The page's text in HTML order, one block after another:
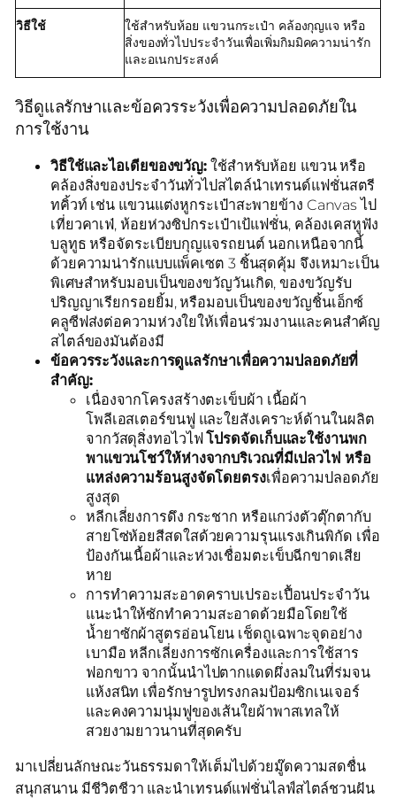
วิธีใช้
ใช้สำหรับห้อย แขวนกระเป๋า คล้องกุญแจ หรือ
สิ่งของทั่วไปประจำวันเพื่อเพิ่มกิมมิคความน่ารัก
และอเนกประสงค์
วิธีดูแลรักษาและข้อควรระวังเพื่อความปลอดภัยใน
การใช้งาน
วิธีใช้และไอเดียของขวัญ: ใช้สำหรับห้อย แขวน หรือ
คล้องสิ่งของประจำวันทั่วไปสไตล์นำเทรนด์แฟชั่นสตรี
ทคิ้วท์ เช่น แขวนแต่งหูกระเป๋าสะพายข้าง Canvas ไป
เที่ยวคาเฟ่, ห้อยห่วงซิปกระเป๋าเป้แฟชั่น, คล้องเคสหูฟัง
บลูทูธ หรือจัดระเบียบกุญแจรถยนต์ นอกเหนือจากนี้
ด้วยความน่ารักแบบแพ็คเซต 3 ชิ้นสุดคุ้ม จึงเหมาะเป็น
พิเศษสำหรับมอบเป็นของขวัญวันเกิด, ของขวัญรับ
ปริญญาเรียกรอยยิ้ม, หรือมอบเป็นของขวัญชิ้นเอ็กซ์
คลูซีฟส่งต่อความห่วงใยให้เพื่อนร่วมงานและคนสำคัญ
สไตล์ของมันต้องมี
ข้อควรระวังและการดูแลรักษาเพื่อความปลอดภัยที่
สำคัญ:
เนื่องจากโครงสร้างตะเข็บผ้า เนื้อผ้า
โพลีเอสเตอร์ขนฟู และใยสังเคราะห์ด้านในผลิต
จากวัสดุสิ่งทอไวไฟโปรดจัดเก็บและใช้งานพก
พาแขวนโชว์ให้ห่างจากบริเวณที่มีเปลวไฟ หรือ
แหล่งความร้อนสูงจัดโดยตรงเพื่อความปลอดภัย
สูงสุด
หลีกเลี่ยงการดึง กระชาก หรือแกว่งตัวตุ๊กตากับ
สายโซ่ห้อยสีสดใสด้วยความรุนแรงเกินพิกัด เพื่อ
ป้องกันเนื้อผ้าและห่วงเชื่อมตะเข็บฉีกขาดเสีย
หาย
การทำความสะอาดคราบเปรอะเปื้อนประจำวัน
แนะนำให้ซักทำความสะอาดด้วยมือโดยใช้
น้ำยาซักผ้าสูตรอ่อนโยน เช็ดถูเฉพาะจุดอย่าง
เบามือ หลีกเลี่ยงการซักเครื่องและการใช้สาร
ฟอกขาว จากนั้นนำไปตากแดดผึ่งลมในที่ร่มจน
แห้งสนิท เพื่อรักษารูปทรงกลมป้อมซิกเนเจอร์
และคงความนุ่มฟูของเส้นใยผ้าพาสเทลให้
สวยงามยาวนานที่สุดครับ
มาเปลี่ยนลักษณะวันธรรมดาให้เต็มไปด้วยมู๊ดความสดชื่น
สนุกสนาน มีชีวิตชีวา และนำเทรนด์แฟชั่นไลฟ์สไตล์ชวนฝัน